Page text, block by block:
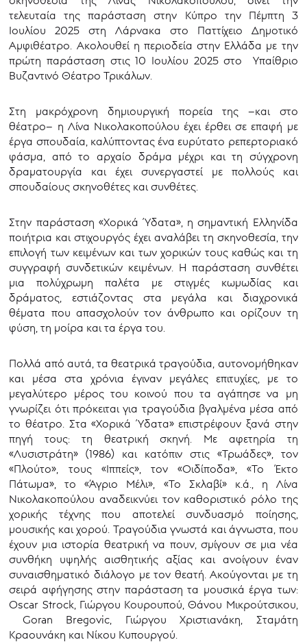
τελευταία της παράσταση στην Κύπρο την Πέμπτη 3
Ιουλίου 2025 στη Λάρνακα στο Παττίχειο Δημοτικό
Αμφιθέατρο. Ακολουθεί η περιοδεία στην Ελλάδα με την
πρώτη παράσταση στις 10 Ιουλίου 2025 στο Υπαίθριο
Βυζαντινό Θέατρο Τρικάλων.
Στη μακρόχρονη δημιουργική πορεία της –και στο
θέατρο– η Λίνα Νικολακοπούλου έχει έρθει σε επαφή με
έργα σπουδαία, καλύπτοντας ένα ευρύτατο ρεπερτοριακό
φάσμα, από το αρχαίο δράμα μέχρι και τη σύγχρονη
δραματουργία και έχει συνεργαστεί με πολλούς και
σπουδαίους σκηνοθέτες και συνθέτες.
Στην παράσταση «Χορικά Ύδατα», η σημαντική Ελληνίδα
ποιήτρια και στιχουργός έχει αναλάβει τη σκηνοθεσία, την
επιλογή των κειμένων και των χορικών τους καθώς και τη
συγγραφή συνδετικών κειμένων. Η παράσταση συνθέτει
μια πολύχρωμη παλέτα με στιγμές κωμωδίας και
δράματος, εστιάζοντας στα μεγάλα και διαχρονικά
θέματα που απασχολούν τον άνθρωπο και ορίζουν τη
φύση, τη μοίρα και τα έργα του.
Πολλά από αυτά, τα θεατρικά τραγούδια, αυτονομήθηκαν
και μέσα στα χρόνια έγιναν μεγάλες επιτυχίες, με το
μεγαλύτερο μέρος του κοινού που τα αγάπησε να μη
γνωρίζει ότι πρόκειται για τραγούδια βγαλμένα μέσα από
το θέατρο. Στα «Χορικά Ύδατα» επιστρέφουν ξανά στην
πηγή τους: τη θεατρική σκηνή. Με αφετηρία τη
«Λυσιστράτη» (1986) και κατόπιν στις «Τρωάδες», τον
«Πλούτο», τους «Ιππείς», τον «Οιδίποδα», «Το Έκτο
Πάτωμα», το «Άγριο Μέλι», «Το Σκλαβί» κ.ά., η Λίνα
Νικολακοπούλου αναδεικνύει τον καθοριστικό ρόλο της
χορικής τέχνης που αποτελεί συνδυασμό ποίησης,
μουσικής και χορού. Τραγούδια γνωστά και άγνωστα, που
έχουν μια ιστορία θεατρική να πουν, σμίγουν σε μια νέα
συνθήκη υψηλής αισθητικής αξίας και ανοίγουν έναν
συναισθηματικό διάλογο με τον θεατή. Ακούγονται με τη
σειρά αφήγησης στην παράσταση τα μουσικά έργα των:
Oscar Strock, Γιώργου Κουρουπού, Θάνου Μικρούτσικου,
Goran Bregovic, Γιώργου Χριστιανάκη, Σταμάτη
Κραουνάκη και Νίκου Κυπουργού.